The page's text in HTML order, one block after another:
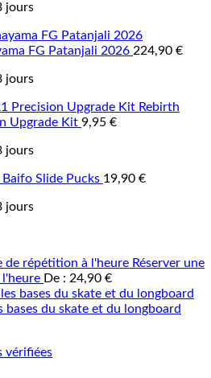
jours
FG Patanjali 2026 224,90 €
jours
Rebirth
Upgrade Kit 9,95 €
jours
Baifo Slide Pucks 19,90 €
jours
Réserver une
De : 24,90 €
bases du skate et du longboard
vérifiées